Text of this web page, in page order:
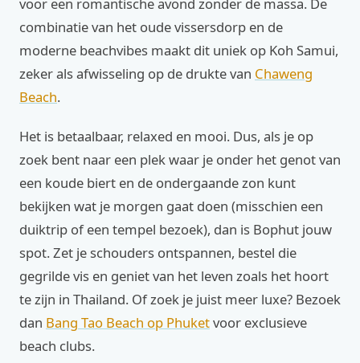
combinatie van het oude vissersdorp en de
moderne beachvibes maakt dit uniek op Koh Samui,
zeker als afwisseling op de drukte van Chaweng
Beach.
Het is betaalbaar, relaxed en mooi. Dus, als je op
zoek bent naar een plek waar je onder het genot van
een koude biert en de ondergaande zon kunt
bekijken wat je morgen gaat doen (misschien een
duiktrip of een tempel bezoek), dan is Bophut jouw
spot. Zet je schouders ontspannen, bestel die
gegrilde vis en geniet van het leven zoals het hoort
te zijn in Thailand. Of zoek je juist meer luxe? Bezoek
dan Bang Tao Beach op Phuketvoor exclusieve
beach clubs.